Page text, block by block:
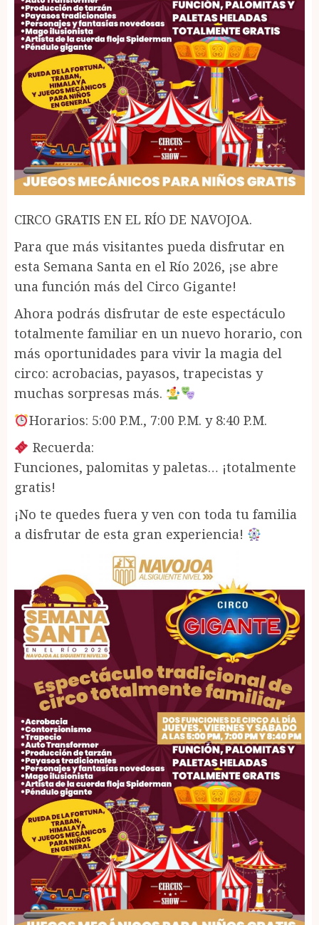
CIRCO GRATIS EN EL RÍO DE NAVOJOA.
Para que más visitantes pueda disfrutar en
esta Semana Santa en el Río 2026, ¡se abre
una función más del Circo Gigante!
Ahora podrás disfrutar de este espectáculo
totalmente familiar en un nuevo horario, con
más oportunidades para vivir la magia del
circo: acrobacias, payasos, trapecistas y
muchas sorpresas más.
Horarios: 5:00 P.M., 7:00 P.M. y 8:40 P.M.
Recuerda:
Funciones, palomitas y paletas… ¡totalmente
gratis!
¡No te quedes fuera y ven con toda tu familia
a disfrutar de esta gran experiencia!